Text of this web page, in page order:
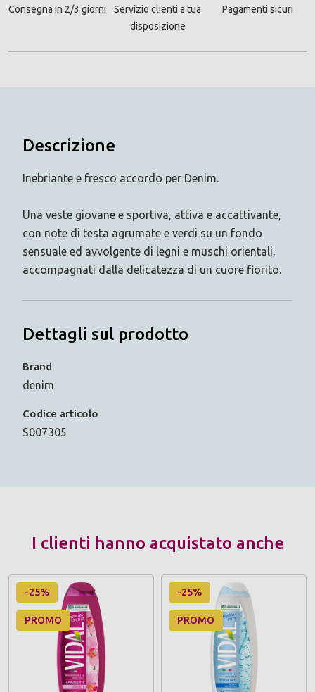
Consegna in 2/3 giorni
Servizio clienti a tua
disposizione
Pagamenti sicuri
Descrizione
Inebriante e fresco accordo per Denim.
Una veste giovane e sportiva, attiva e accattivante,
con note di testa agrumate e verdi su un fondo
sensuale ed avvolgente di legni e muschi orientali,
accompagnati dalla delicatezza di un cuore fiorito.
Dettagli sul prodotto
Brand
denim
Codice articolo
S007305
I clienti hanno acquistato anche
-25%
PROMO
-25%
PROMO